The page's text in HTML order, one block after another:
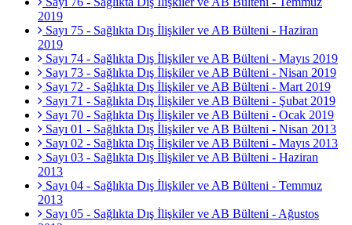
2019
Sayı 75 - Sağlıkta Dış İlişkiler ve AB Bülteni - Haziran
2019
Sayı 74 - Sağlıkta Dış İlişkiler ve AB Bülteni - Mayıs 2019
Sayı 73 - Sağlıkta Dış İlişkiler ve AB Bülteni - Nisan 2019
Sayı 72 - Sağlıkta Dış İlişkiler ve AB Bülteni - Mart 2019
Sayı 71 - Sağlıkta Dış İlişkiler ve AB Bülteni - Şubat 2019
Sayı 70 - Sağlıkta Dış İlişkiler ve AB Bülteni - Ocak 2019
Sayı 01 - Sağlıkta Dış İlişkiler ve AB Bülteni - Nisan 2013
Sayı 02 - Sağlıkta Dış İlişkiler ve AB Bülteni - Mayıs 2013
Sayı 03 - Sağlıkta Dış İlişkiler ve AB Bülteni - Haziran
2013
Sayı 04 - Sağlıkta Dış İlişkiler ve AB Bülteni - Temmuz
2013
Sayı 05 - Sağlıkta Dış İlişkiler ve AB Bülteni - Ağustos